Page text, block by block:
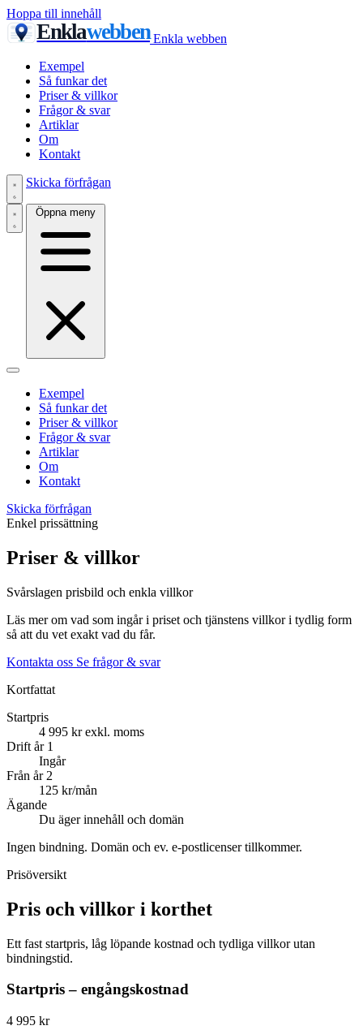
Hoppa till innehåll
Enklawebben Enkla webben
Exempel
Så funkar det
Priser & villkor
Frågor & svar
Artiklar
Om
Kontakt
Skicka förfrågan
Öppna meny
Exempel
Så funkar det
Priser & villkor
Frågor & svar
Artiklar
Om
Kontakt
Skicka förfrågan
Enkel prissättning
Priser & villkor
Svårslagen prisbild och enkla villkor
Läs mer om vad som ingår i priset och tjänstens villkor i tydlig form
så att du vet exakt vad du får.
Kontakta oss Se frågor & svar
Kortfattat
Startpris
4 995 kr exkl. moms
Drift år 1
Ingår
Från år 2
125 kr/mån
Ägande
Du äger innehåll och domän
Ingen bindning. Domän och ev. e-postlicenser tillkommer.
Prisöversikt
Pris och villkor i korthet
Ett fast startpris, låg löpande kostnad och tydliga villkor utan
bindningstid.
Startpris – engångskostnad
4 995 kr